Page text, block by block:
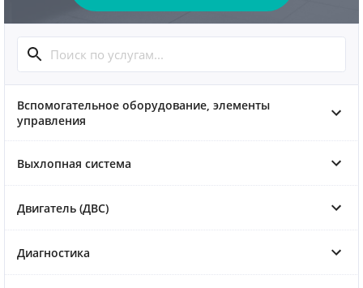
Вспомогательное оборудование, элементы
управления
Выхлопная система
Двигатель (ДВС)
Диагностика